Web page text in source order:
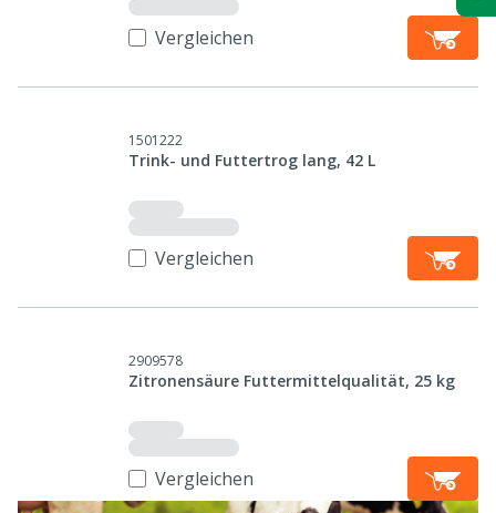
Vergleichen
1501222
Trink- und Futtertrog lang, 42 L
Vergleichen
2909578
Zitronensäure Futtermittelqualität, 25 kg
Vergleichen